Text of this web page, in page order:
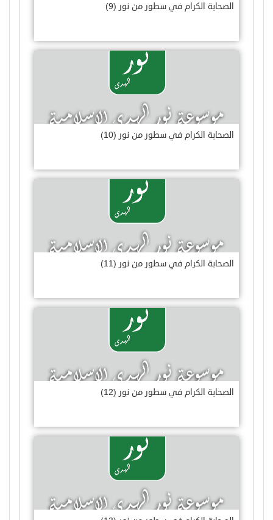
الصحابة الكرام في سطور من نور (9)
الصحابة الكرام في سطور من نور (10)
الصحابة الكرام في سطور من نور (11)
الصحابة الكرام في سطور من نور (12)